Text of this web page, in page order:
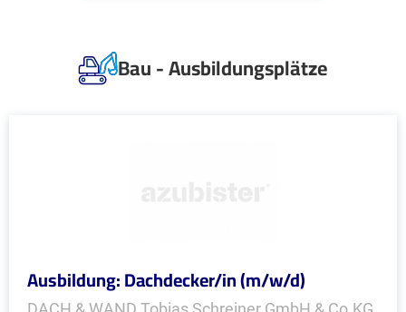
Bau - Ausbildungsplätze
Ausbildung: Dachdecker/in (m/w/d)